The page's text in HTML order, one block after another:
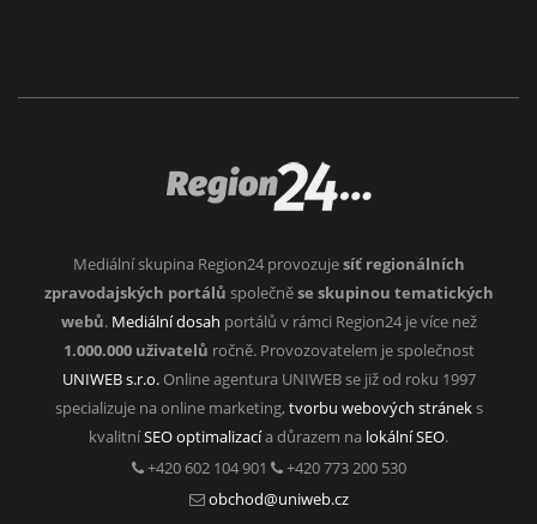
Mediální skupina Region24 provozujesíť regionálních
zpravodajských portálů společněse skupinou tematických
webů. Mediální dosah portálů v rámci Region24 je více než
1.000.000 uživatelů ročně. Provozovatelem je společnost
UNIWEB s.r.o.Online agentura UNIWEB se již od roku 1997
specializuje na online marketing, tvorbu webových stráneks
kvalitníSEO optimalizacía důrazem na lokální SEO.
+420 602 104 901
+420 773 200 530
obchod@uniweb.cz